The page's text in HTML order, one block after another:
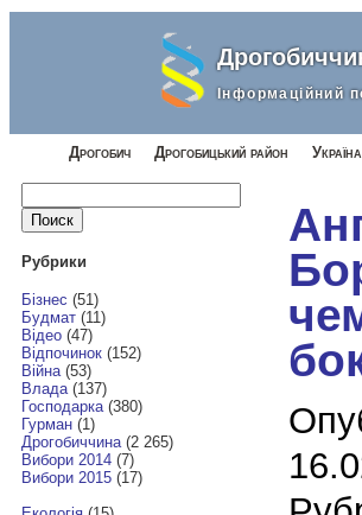
Інформаційний
Дрогобич Дрогобицький район Україна
Найти:
Рубрики
Бізнес (51)
Будмат(11)
Відео(47)
Відпочинок(152)
Війна(53)
Влада(137)
Господарка(380)
Гурман(1)
Дрогобиччина(2 265)
Вибори 2014(7)
Вибори 2015(17)